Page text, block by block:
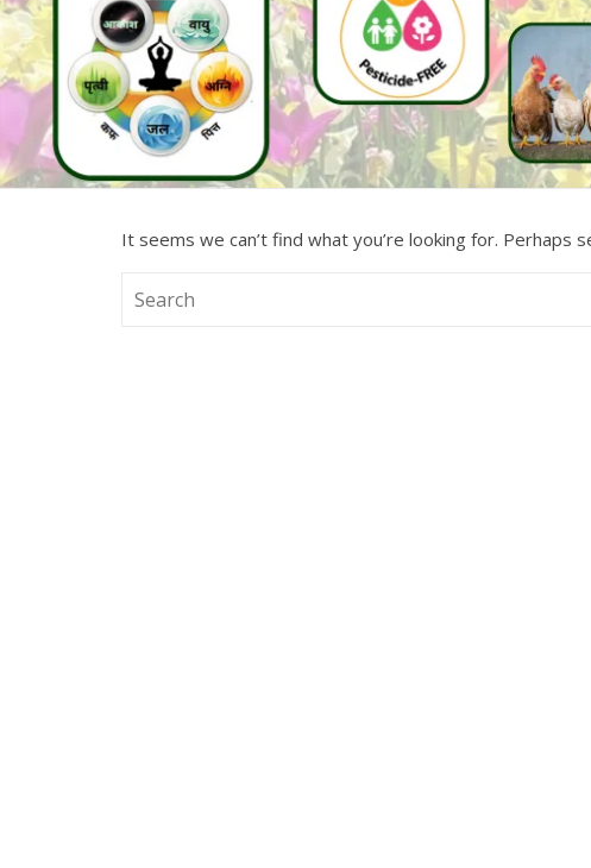
It seems we can’t find what you’re looking for. Perhaps